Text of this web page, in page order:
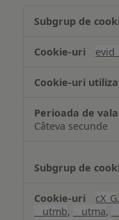
Câteva secunde
cX_G,
__utmb, __utma,